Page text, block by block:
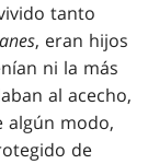
tanto
, eran hijos
ni la más
al acecho,
algún modo,
de